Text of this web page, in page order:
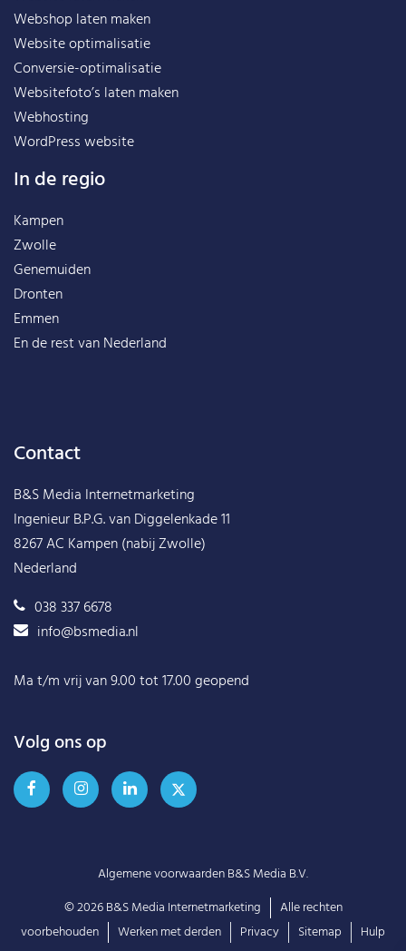
Webshop laten maken
Website optimalisatie
Conversie-optimalisatie
Websitefoto’s laten maken
Webhosting
WordPress website
In de regio
Kampen
Zwolle
Genemuiden
Dronten
Emmen
En de rest vanNederland
Contact
B&S Media Internetmarketing
Ingenieur B.P.G. van Diggelenkade 11
8267 AC Kampen (nabij Zwolle)
Nederland
038 337 6678
info@bsmedia.nl
Ma t/m vrij van 9.00 tot 17.00 geopend
Volg ons op
Algemene voorwaarden B&S Media B.V.
© 2026B&S Media Internetmarketing
Alle rechten
voorbehouden
Werken met derden Privacy Sitemap
Hulp